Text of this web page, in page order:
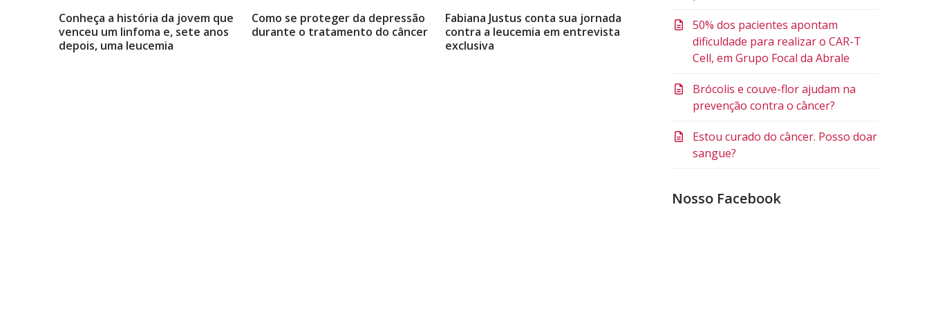
Conheça a história da jovem que
venceu um linfoma e, sete anos
depois, uma leucemia
Como se proteger da depressão
durante o tratamento do câncer
Fabiana Justus conta sua jornada
contra a leucemia em entrevista
exclusiva
50% dos pacientes apontam
dificuldade para realizar o CAR-T
Cell, em Grupo Focal da Abrale
Brócolis e couve-flor ajudam na
prevenção contra o câncer?
Estou curado do câncer. Posso doar
sangue?
Nosso Facebook